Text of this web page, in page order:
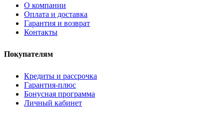
О компании
Оплата и доставка
Гарантия и возврат
Контакты
Покупателям
Кредиты и рассрочка
Гарантия-плюс
Бонусная программа
Личный кабинет